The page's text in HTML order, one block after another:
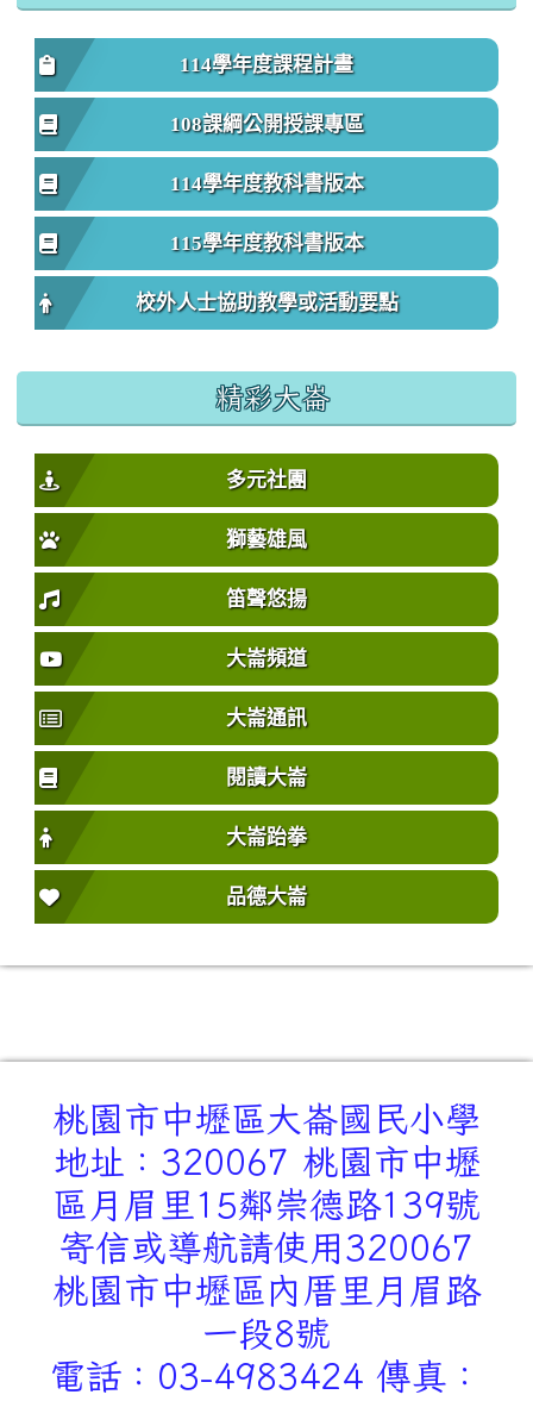
114學年度課程計畫
108課綱公開授課專區
114學年度教科書版本
115學年度教科書版本
校外人士協助教學或活動要點
精彩大崙
多元社團
獅藝雄風
笛聲悠揚
大崙頻道
大崙通訊
閱讀大崙
大崙跆拳
品德大崙
桃園市中壢區大崙國民小學
地址：320067 桃園市中壢
區月眉里15鄰崇德路139號
寄信或導航請使用320067
桃園市中壢區內厝里月眉路
一段8號
電話：03-4983424 傳真：